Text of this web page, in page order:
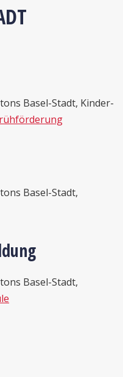
Basel-Stadt, Kinder-
Basel-Stadt,
Basel-Stadt,